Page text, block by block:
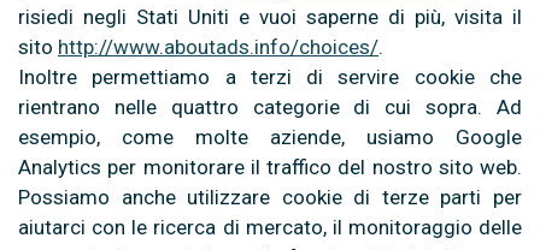
risiedi negli Stati Uniti e vuoi saperne di più, visita il
sito http://www.aboutads.info/choices/.
Inoltre permettiamo a terzi di servire cookie che
rientrano nelle quattro categorie di cui sopra. Ad
esempio, come molte aziende, usiamo Google
Analytics per monitorare il traffico del nostro sito web.
Possiamo anche utilizzare cookie di terze parti per
aiutarci con le ricerca di mercato, il monitoraggio delle